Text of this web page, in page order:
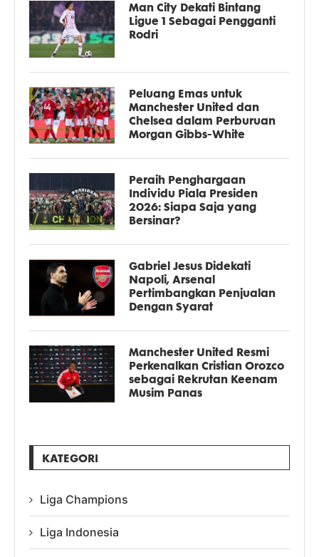
Man City Dekati Bintang
Ligue 1 Sebagai Pengganti
Rodri
Peluang Emas untuk
Manchester United dan
Chelsea dalam Perburuan
Morgan Gibbs-White
Peraih Penghargaan
Individu Piala Presiden
2026: Siapa Saja yang
Bersinar?
Gabriel Jesus Didekati
Napoli, Arsenal
Pertimbangkan Penjualan
Dengan Syarat
Manchester United Resmi
Perkenalkan Cristian Orozco
sebagai Rekrutan Keenam
Musim Panas
KATEGORI
Liga Champions
Liga Indonesia